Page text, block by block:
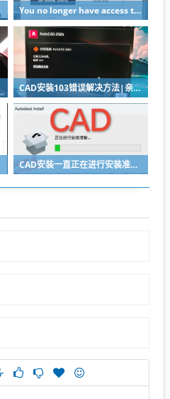
You no longer have access to AutoCAD弹窗错误解决方法
CAD安装103错误解决方法|亲测有效
CAD安装一直正在进行安装准备然后闪退没有安装界面怎么办？